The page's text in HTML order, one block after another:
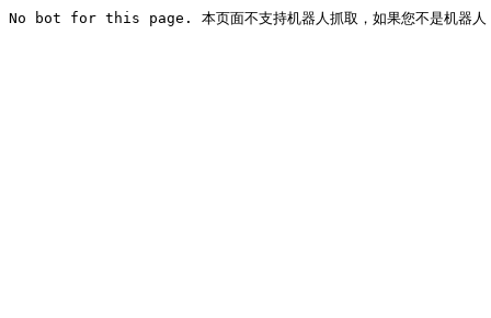
No bot for this page. 本页面不支持机器人抓取，如果您不是机器人，